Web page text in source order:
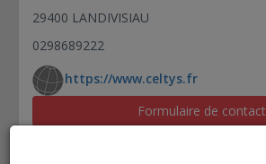
29400 LANDIVISIAU
0298689222
https://www.celtys.fr
Formulaire de contact